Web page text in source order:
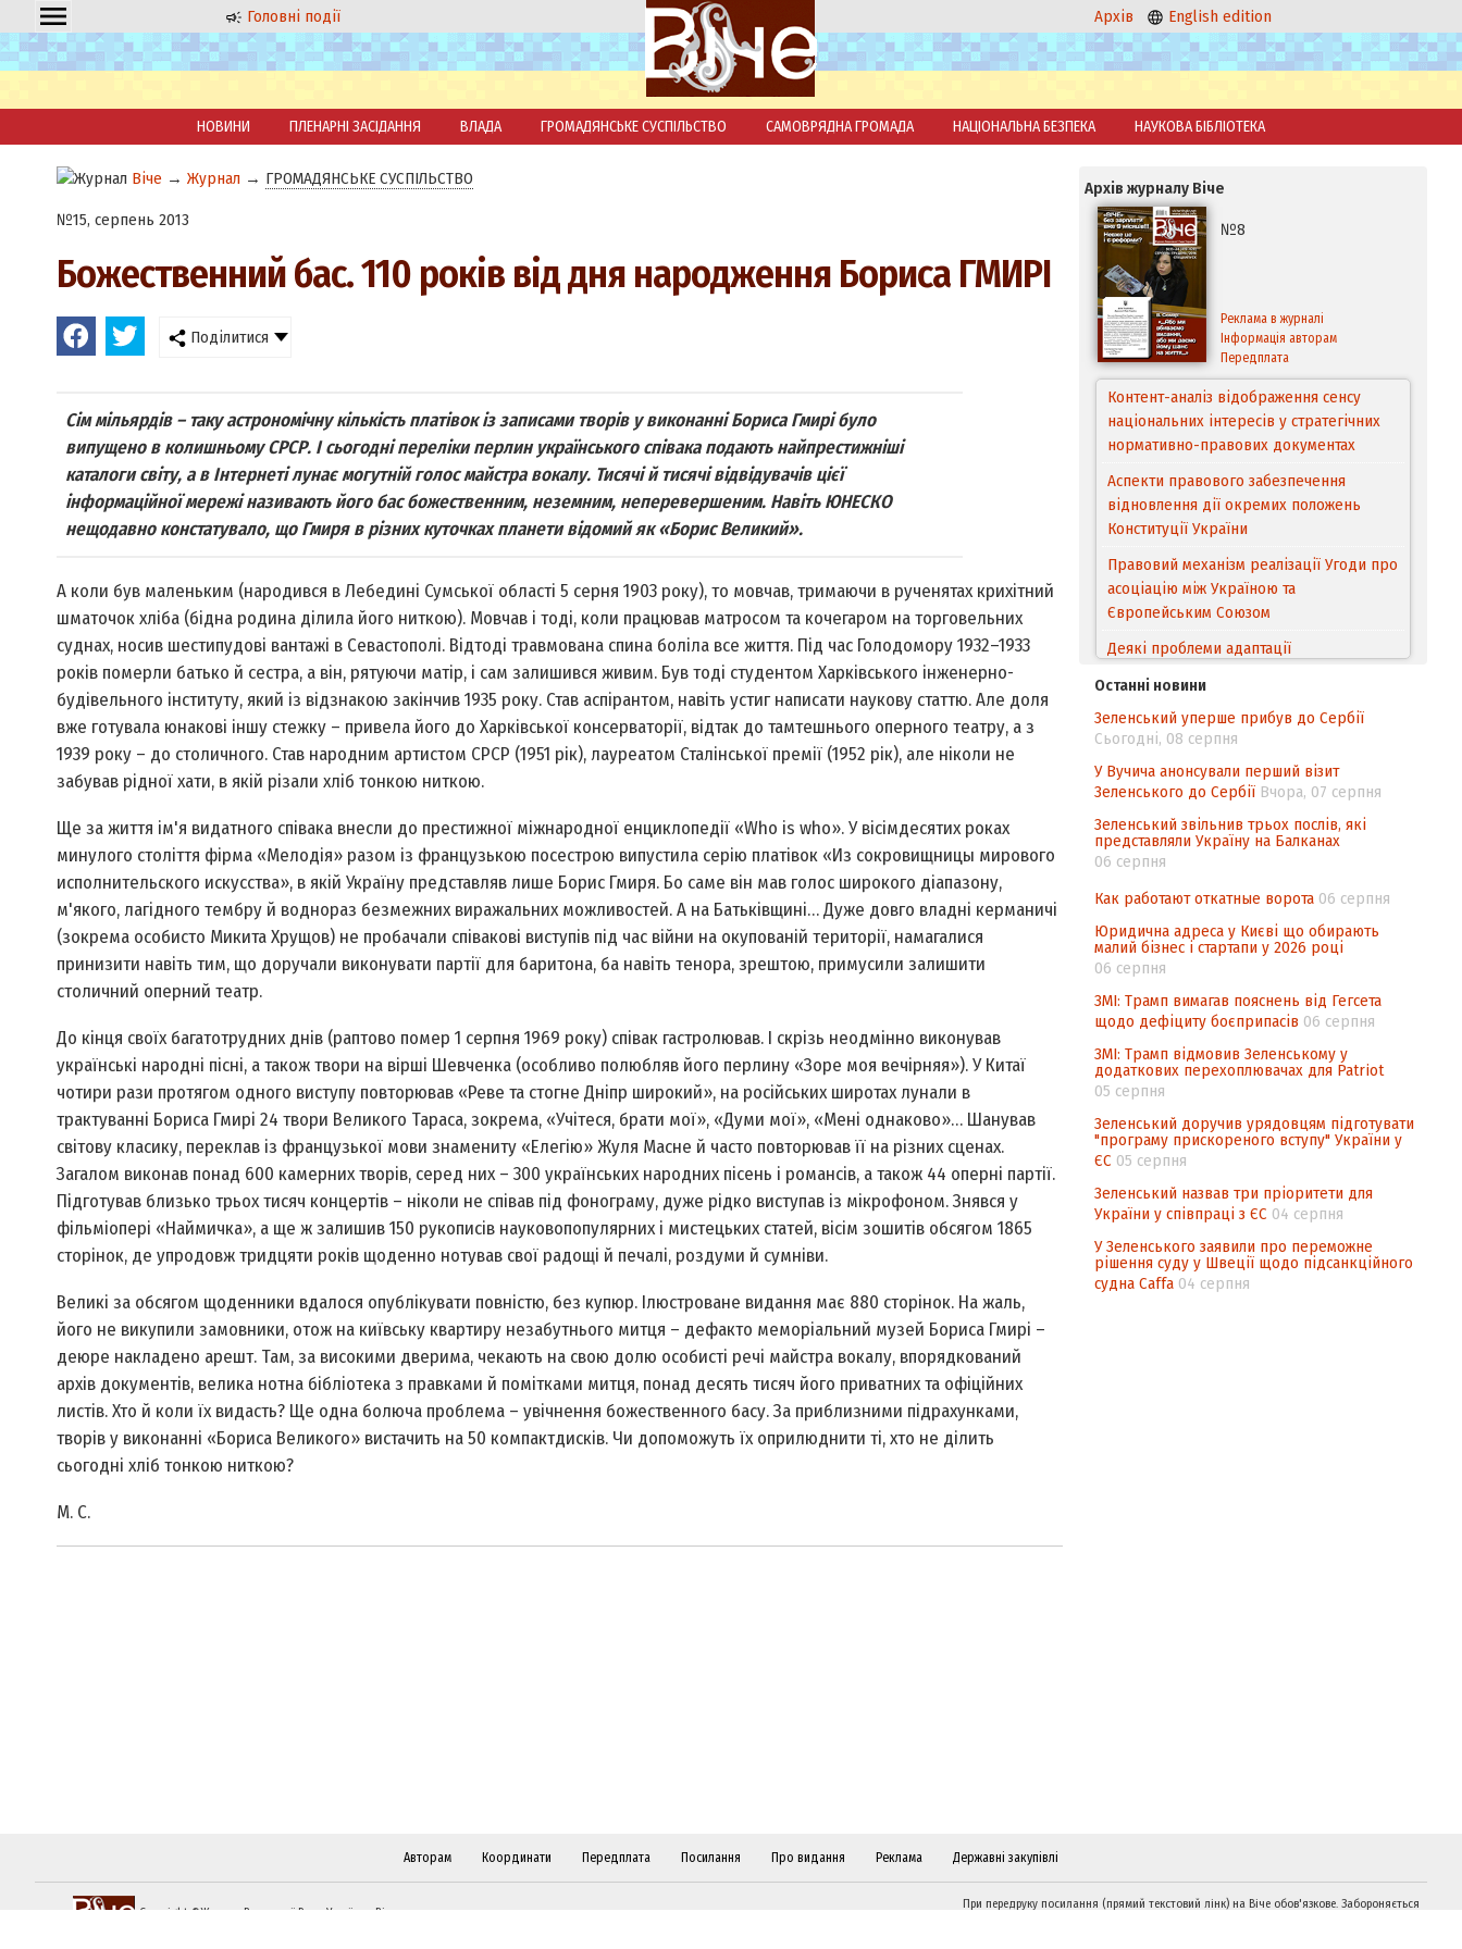
Головні події Архів English edition
НОВИНИ ПЛЕНАРНІ ЗАСІДАННЯ ВЛАДА ГРОМАДЯНСЬКЕ СУСПІЛЬСТВО САМОВРЯДНА ГРОМАДА НАЦІОНАЛЬНА БЕЗПЕКА НАУКОВА БІБЛІОТЕКА
Віче → Журнал → ГРОМАДЯНСЬКЕ СУСПІЛЬСТВО
№15, серпень 2013
Божественний бас. 110 років від дня народження Бориса ГМИРІ
Поділитися
Сім мільярдів – таку астрономічну кількість платівок із записами творів у виконанні Бориса Гмирі було
випущено в колишньому СРСР. І сьогодні переліки перлин українського співака подають найпрестижніші
каталоги світу, а в Інтернеті лунає могутній голос майстра вокалу. Тисячі й тисячі відвідувачів цієї
інформаційної мережі називають його бас божественним, неземним, неперевершеним. Навіть ЮНЕСКО
нещодавно констатувало, що Гмиря в різних куточках планети відомий як «Борис Великий».
А коли був маленьким (народився в Лебедині Сумської області 5 серня 1903 року), то мовчав, тримаючи в рученятах крихітний
шматочок хліба (бідна родина ділила його ниткою). Мовчав і тоді, коли працював матросом та кочегаром на торговельних
суднах, носив шестипудові вантажі в Севастополі. Відтоді травмована спина боліла все життя. Під час Голодомору 1932–1933
років померли батько й сестра, а він, рятуючи матір, і сам залишився живим. Був тоді студентом Харківського інженерно­
будівельного інституту, який із відзнакою закінчив 1935 року. Став аспірантом, навіть устиг написати наукову статтю. Але доля
вже готувала юнакові іншу стежку – привела його до Харківської консерваторії, відтак до тамтешнього оперного театру, а з
1939 року – до столичного. Став народним артистом СРСР (1951 рік), лауреатом Сталінської премії (1952 рік), але ніколи не
забував рідної хати, в якій різали хліб тонкою ниткою.
Ще за життя ім'я видатного співака внесли до престижної міжнародної енциклопедії «Who is who». У вісімдесятих роках
минулого століття фірма «Мелодія» разом із французькою посестрою випустила серію платівок «Из сокровищницы мирового
исполнительского искусства», в якій Україну представляв лише Борис Гмиря. Бо саме він мав голос широкого діапазону,
м'якого, лагідного тембру й воднораз безмежних виражальних можливостей. А на Батьківщині… Дуже довго владні керманичі
(зокрема особисто Микита Хрущов) не пробачали співакові виступів під час війни на окупованій території, намагалися
принизити навіть тим, що доручали виконувати партії для баритона, ба навіть тенора, зреш­тою, примусили залишити
столичний оперний театр.
До кінця своїх багатотрудних днів (раптово помер 1 серпня 1969 року) співак гастролював. І скрізь неодмінно виконував
українські народні пісні, а також твори на вірші Шевченка (особливо полюбляв його перлину «Зоре моя вечірняя»). У Китаї
чотири рази протягом одного виступу повторював «Реве та стогне Дніпр широкий», на російських широтах лунали в
трактуванні Бориса Гмирі 24 твори Великого Тараса, зокрема, «Учітеся, брати мої», «Думи мої», «Мені однаково»… Шанував
світову класику, переклав із французької мови знамениту «Елегію» Жуля Масне й часто повторював її на різних сценах.
Загалом виконав понад 600 камерних творів, серед них – 300 українських народних пісень і романсів, а також 44 оперні партії.
Підготував близько трьох тисяч концертів – ніколи не співав під фонограму, дуже рідко виступав із мікрофоном. Знявся у
фільмі­опері «Наймичка», а ще ж залишив 150 рукописів науково­популярних і мистецьких статей, вісім зошитів обсягом 1865
сторінок, де упродовж тридцяти років щоденно нотував свої радощі й печалі, роздуми й сумніви.
Великі за обсягом щоденники вдалося опублікувати повністю, без купюр. Ілюстроване видання має 880 сторінок. На жаль,
його не викупили замовники, отож на київську квартиру незабутнього митця – де­факто меморіальний музей Бориса Гмирі –
де­юре накладено арешт. Там, за високими дверима, чекають на свою долю особисті речі майстра вокалу, впорядкований
архів документів, велика нотна бібліотека з правками й помітками митця, понад десять тисяч його приватних та офіційних
листів. Хто й коли їх видасть? Ще одна болюча проблема – увічнення божественного басу. За приблизними підрахунками,
творів у виконанні «Бориса Великого» вистачить на 50 компакт­дисків. Чи допоможуть їх оприлюднити ті, хто не ділить
сьогодні хліб тонкою ниткою?
М. C.
Архів журналу Віче
№8
Реклама в журналі
Інформація авторам
Передплата
Контент-аналіз відображення сенсу
національних інтересів у стратегічних
нормативно-правових документах
Аспекти правового забезпечення
відновлення дії окремих положень
Конституції України
Правовий механізм реалізації Угоди про
асоціацію між Україною та
Європейським Cоюзом
Деякі проблеми адаптації
походження товарів відповідно до
Угоди про торговельні аспекти прав
інтелектуальної власності (TRIPS) у
контексті євроінтеграції
Аналіз виборчого законодавства щодо
невизначеності механізму повторного
підрахунку голосів виборців
Інформаційна безпека суспільства
Останні новини
Зеленський уперше прибув до Сербії
Сьогодні, 08 серпня
У Вучича анонсували перший візит
Зеленського до Сербії Вчора, 07 серпня
Зеленський звільнив трьох послів, які
представляли Україну на Балканах
06 серпня
Как работают откатные ворота 06 серпня
Юридична адреса у Києві що обирають
малий бізнес і стартапи у 2026 році
06 серпня
ЗМІ: Трамп вимагав пояснень від Гегсета
щодо дефіциту боєприпасів 06 серпня
ЗМІ: Трамп відмовив Зеленському у
додаткових перехоплювачах для Patriot
05 серпня
Зеленський доручив урядовцям підготувати
"програму прискореного вступу" України у
ЄС 05 серпня
Зеленський назвав три пріоритети для
України у співпраці з ЄС 04 серпня
У Зеленського заявили про переможне
рішення суду у Швеції щодо підсанкційного
судна Caffa 04 серпня
Авторам Координати Передплата Посилання Про видання Реклама Державні закупівлі
Copyright ©Журнал Верховної Ради України «Віче»
При передруку посилання (прямий текстовий лінк) на Віче обов'язкове. Забороняється